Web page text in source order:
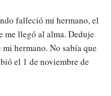
falleció mi hermano, el
me llegó al alma. Deduje
hermano. No sabía que
el 1 de noviembre de